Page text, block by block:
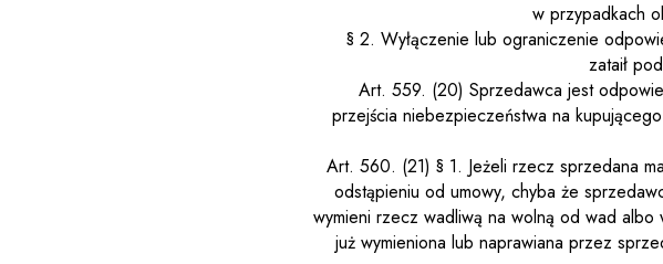
w przypadkach
§ 2. Wyłączenie lub ograniczenie
zataił
Art. 559. (20) Sprzedawca jest
przejścia niebezpieczeństwa na
Art. 560. (21) § 1. Jeżeli rzecz sprzedana
odstąpieniu od umowy, chyba że
wymieni rzecz wadliwą na wolną od wad
już wymieniona lub naprawiana przez